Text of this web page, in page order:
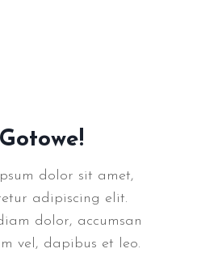
Gotowe!
dolor sit amet,
adipiscing elit.
dolor, accumsan
vel, dapibus et leo.